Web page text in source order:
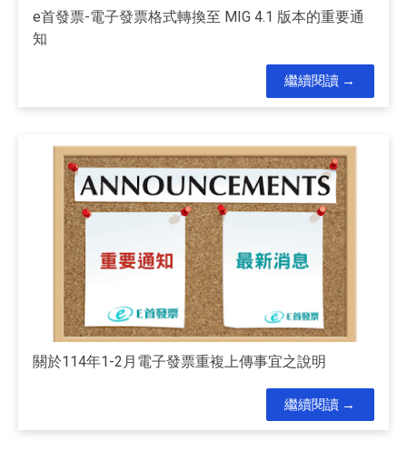
e首發票-電子發票格式轉換至 MIG 4.1 版本的重要通
知
繼續閱讀
關於114年1-2月電子發票重複上傳事宜之說明
繼續閱讀